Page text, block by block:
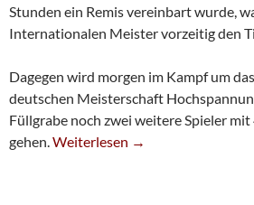
Stunden ein Remis vereinbart wurde,
Internationalen Meister vorzeitig den
Dagegen wird morgen im Kampf um
deutschen Meisterschaft
Füllgrabe noch zwei weitere Spieler
gehen.Christian Braun Vorzeitig
Weiterlesen →